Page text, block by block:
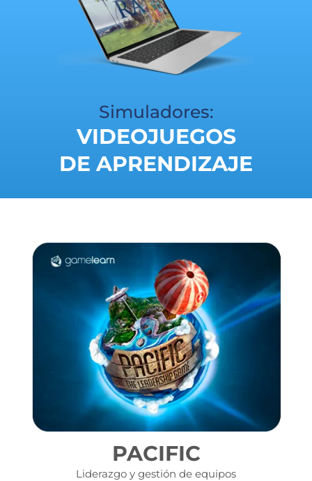
Simuladores:
VIDEOJUEGOS
DE APRENDIZAJE
PACIFIC
Liderazgo y gestión de equipos